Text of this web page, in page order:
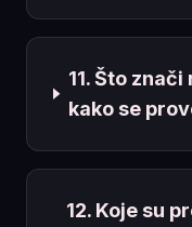
11. Što
kako se
12. Koje su